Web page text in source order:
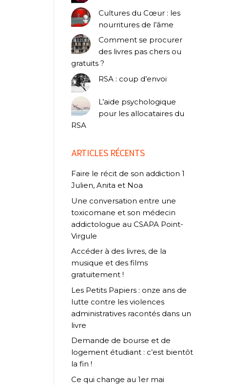
Cultures du Cœur : les
nourritures de l’âme
Comment se procurer
des livres pas chers ou
gratuits ?
RSA : coup d’envoi
L’aide psychologique
pour les allocataires du
RSA
ARTICLES RÉCENTS
Faire le récit de son addiction 1
Julien, Anita et Noa
Une conversation entre une
toxicomane et son médecin
addictologue au CSAPA Point-
Virgule
Accéder à des livres, de la
musique et des films
gratuitement !
Les Petits Papiers : onze ans de
lutte contre les violences
administratives racontés dans un
livre
Demande de bourse et de
logement étudiant : c’est bientôt
la fin !
Ce qui change au 1er mai